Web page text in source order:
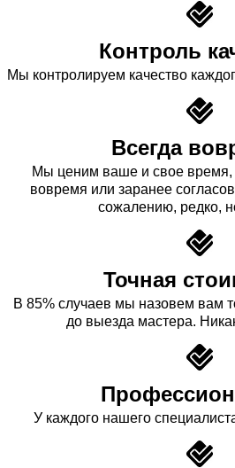
Контроль
Мы контролируем качество
Всегда
Мы ценим ваше и свое время,
вовремя или заранее
сожалению, редко,
Точная
В 85% случаев мы назовем вам
до выезда мастера.
У каждого нашего